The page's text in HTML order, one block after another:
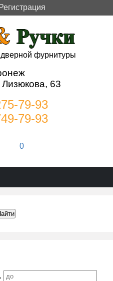
Регистрация
фурнитуры
63
79-93
79-93
0